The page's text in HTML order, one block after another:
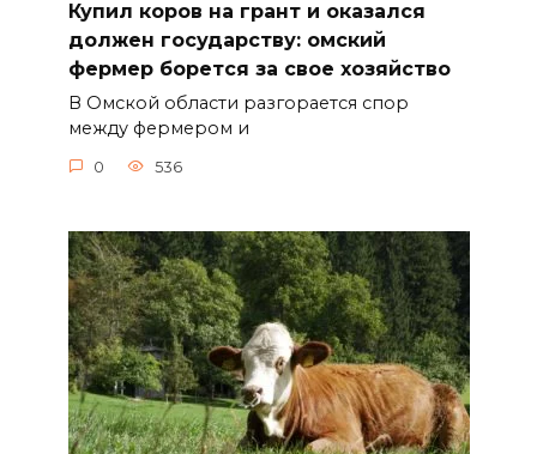
Купил коров на грант и оказался
должен государству: омский
фермер борется за свое хозяйство
В Омской области разгорается спор
между фермером и
0 536